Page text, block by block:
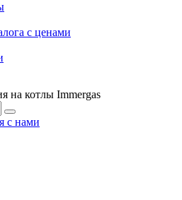
с ценами
на котлы Immergas
с нами